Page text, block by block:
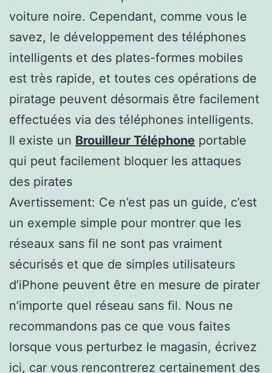
voiture noire. Cependant, comme vous le
savez, le développement des téléphones
intelligents et des plates-formes mobiles
est très rapide, et toutes ces opérations de
piratage peuvent désormais être facilement
effectuées via des téléphones intelligents.
Il existe un Brouilleur Téléphone portable
qui peut facilement bloquer les attaques
des pirates
Avertissement: Ce n’est pas un guide, c’est
un exemple simple pour montrer que les
réseaux sans fil ne sont pas vraiment
sécurisés et que de simples utilisateurs
d’iPhone peuvent être en mesure de pirater
n’importe quel réseau sans fil. Nous ne
recommandons pas ce que vous faites
lorsque vous perturbez le magasin, écrivez
ici, car vous rencontrerez certainement des